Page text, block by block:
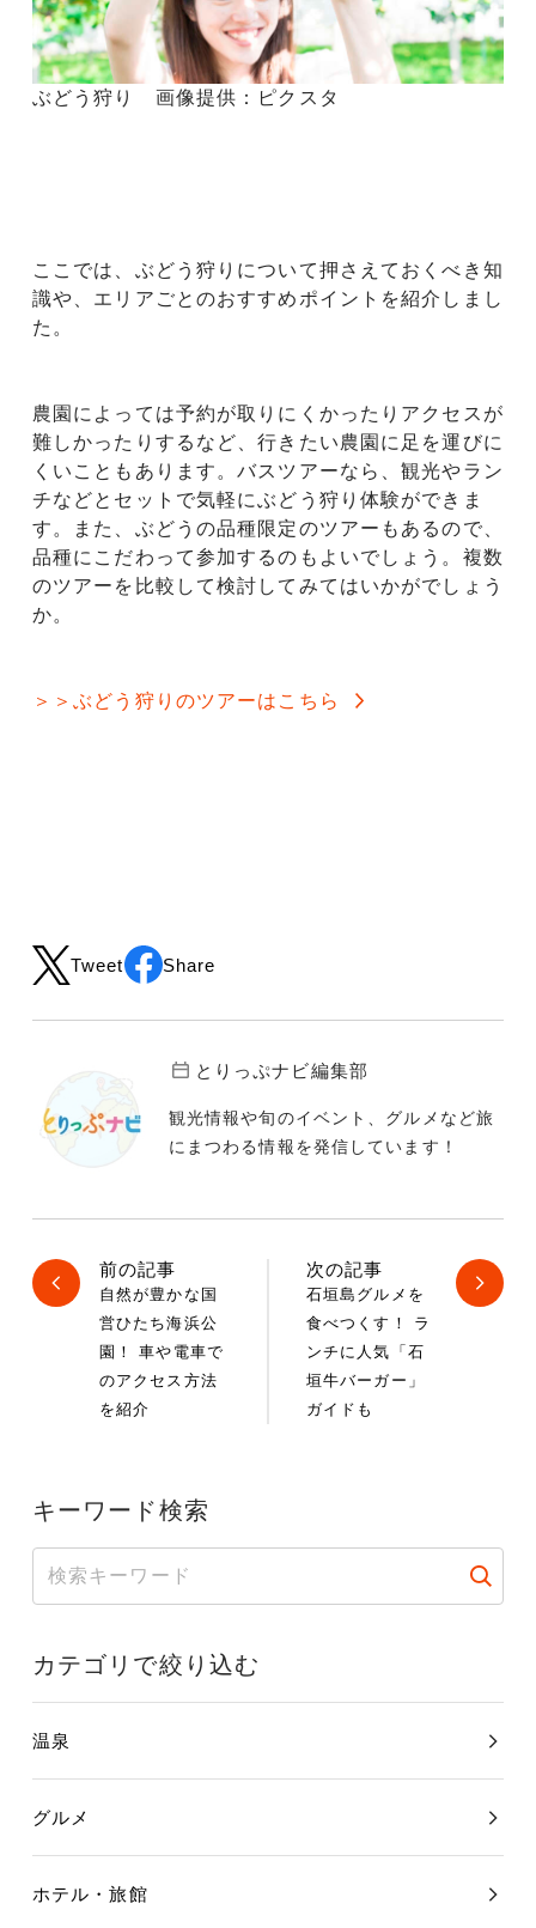
ぶどう狩り 画像提供：ピクスタ
ここでは、ぶどう狩りについて押さえておくべき知
識や、エリアごとのおすすめポイントを紹介しまし
た。
農園によっては予約が取りにくかったりアクセスが
難しかったりするなど、行きたい農園に足を運びに
くいこともあります。バスツアーなら、観光やラン
チなどとセットで気軽にぶどう狩り体験ができま
す。また、ぶどうの品種限定のツアーもあるので、
品種にこだわって参加するのもよいでしょう。複数
のツアーを比較して検討してみてはいかがでしょう
か。
＞＞ぶどう狩りのツアーはこちら
Tweet Share
とりっぷナビ編集部
観光情報や旬のイベント、グルメなど旅
にまつわる情報を発信しています！
前の記事
​​自然が豊かな国
営ひたち海浜公
園！ 車や電車で
のアクセス方法
を紹介
次の記事
石垣島グルメを
食べつくす！ ラ
ンチに人気「石
垣牛バーガー」
ガイドも
キーワード検索
カテゴリで絞り込む
温泉
グルメ
ホテル・旅館